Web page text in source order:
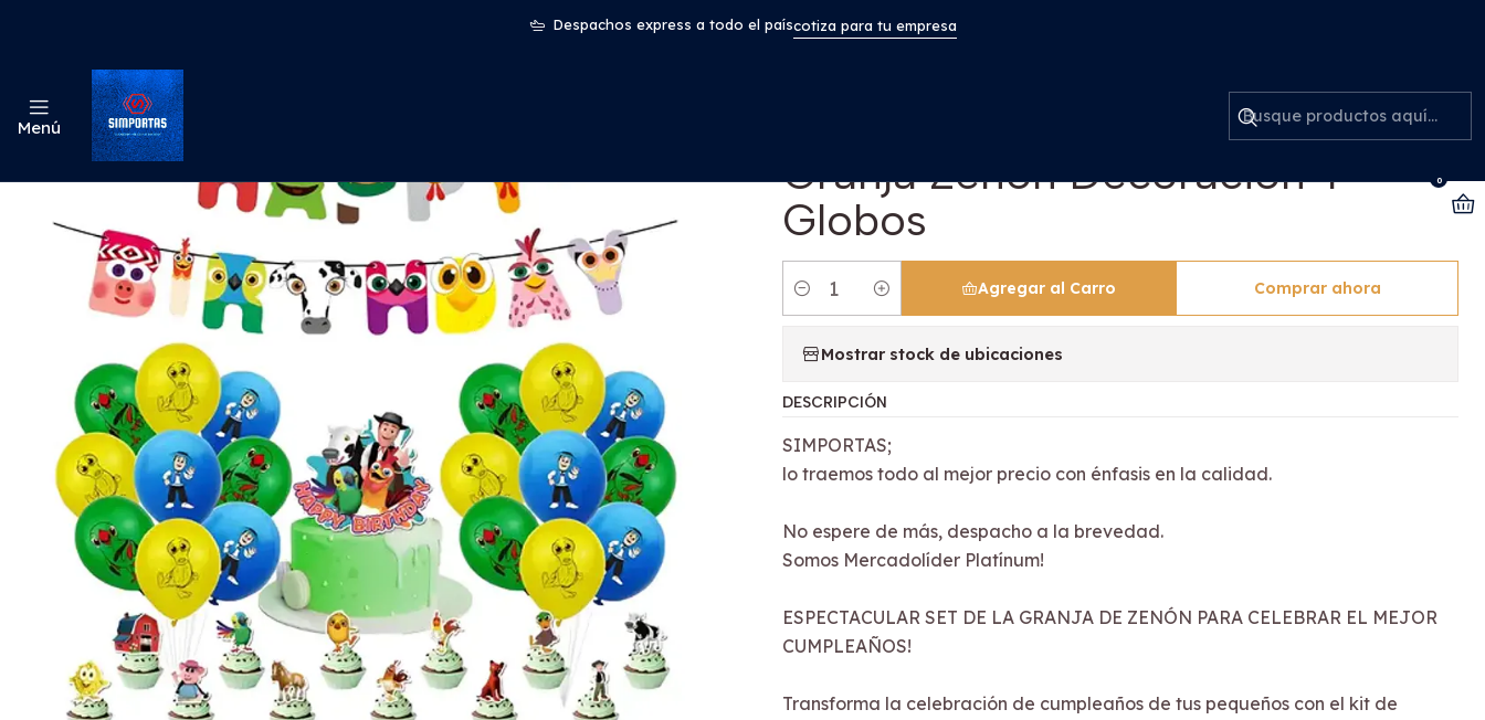
Menú
0
Despachos express a todo el paíscotiza para tu empresa
Niños y Bebés Kit Cotillon Cumpleaños La Granja Zenon Decoración Y Globos
Kit Cotillon Cumpleaños La
Granja Zenon Decoración Y
Globos
Cantidad
Agregar al Carro Comprar ahora
Mostrar stock de ubicaciones
DESCRIPCIÓN
SIMPORTAS;
lo traemos todo al mejor precio con énfasis en la calidad.
No espere de más, despacho a la brevedad.
Somos Mercadolíder Platínum!
ESPECTACULAR SET DE LA GRANJA DE ZENÓN PARA CELEBRAR EL MEJOR
CUMPLEAÑOS!
Transforma la celebración de cumpleaños de tus pequeños con el kit de